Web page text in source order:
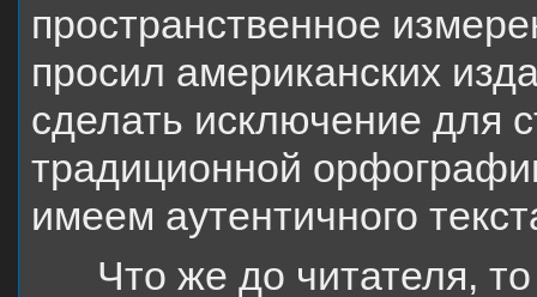
пространственное
просил американских
сделать исключение для
традиционной
имеем аутентичного
Что же до читателя,